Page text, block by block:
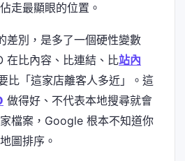
走最顯眼的位置。
差別，是多了一個硬性變數
在比內容、比連結、比站內
比「這家店離客人多近」。這
做得好、不代表本地搜尋就會
檔案，Google 根本不知道你
圖排序。